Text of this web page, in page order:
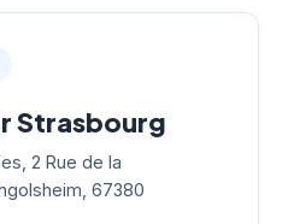
Strasbourg
2 Rue de la
67380